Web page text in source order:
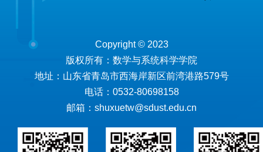
Copyright © 2023
版权所有：数学与系统科学学院
地址：山东省青岛市西海岸新区前湾港路579号
电话：0532-80698158
邮箱：shuxuetw@sdust.edu.cn